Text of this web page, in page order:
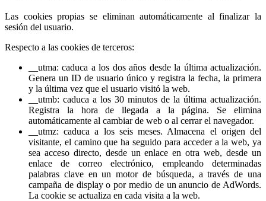
Las cookies propias se eliminan automáticamente al finalizar la
sesión del usuario.
Respecto a las cookies de terceros:
__utma: caduca a los dos años desde la última actualización.
Genera un ID de usuario único y registra la fecha, la primera
y la última vez que el usuario visitó la web.
__utmb: caduca a los 30 minutos de la última actualización.
Registra la hora de llegada a la página. Se elimina
automáticamente al cambiar de web o al cerrar el navegador.
__utmz: caduca a los seis meses. Almacena el origen del
visitante, el camino que ha seguido para acceder a la web, ya
sea acceso directo, desde un enlace en otra web, desde un
enlace de correo electrónico, empleando determinadas
palabras clave en un motor de búsqueda, a través de una
campaña de display o por medio de un anuncio de AdWords.
La cookie se actualiza en cada visita a la web.